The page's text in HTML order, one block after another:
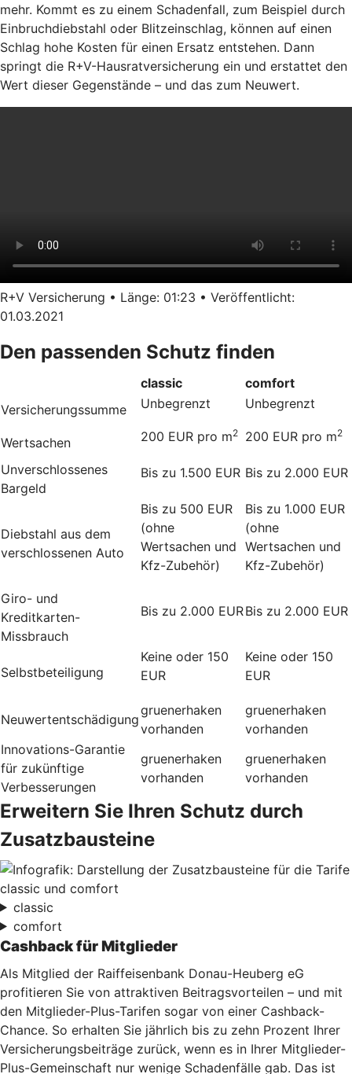
mehr. Kommt es zu einem Schadenfall, zum Beispiel durch
Einbruchdiebstahl oder Blitzeinschlag, können auf einen
Schlag hohe Kosten für einen Ersatz entstehen. Dann
springt die R+V-Hausratversicherung ein und erstattet den
Wert dieser Gegenstände – und das zum Neuwert.
R+V Versicherung • Länge: 01:23 • Veröffentlicht:
01.03.2021
Den passenden Schutz finden
classic
comfort
Versicherungssumme
Unbegrenzt Unbegrenzt
Wertsachen 200 EUR pro m2 200 EUR pro m2
Unverschlossenes
Bargeld
Bis zu 1.500 EUR Bis zu 2.000 EUR
Diebstahl aus dem
verschlossenen Auto
Bis zu 500 EUR
(ohne
Wertsachen und
Kfz-Zubehör)
Bis zu 1.000 EUR
(ohne
Wertsachen und
Kfz-Zubehör)
Giro- und
Kreditkarten-
Missbrauch
Bis zu 2.000 EURBis zu 2.000 EUR
Selbstbeteiligung
Keine oder 150
EUR
Keine oder 150
EUR
Neuwertentschädigung
gruenerhaken
vorhanden
gruenerhaken
vorhanden
Innovations-Garantie
für zukünftige
Verbesserungen
gruenerhaken
vorhanden
gruenerhaken
vorhanden
Erweitern Sie Ihren Schutz durch
Zusatzbausteine
classic
comfort
Cashback für Mitglieder
Als Mitglied der Raiffeisenbank Donau-Heuberg eG
profitieren Sie von attraktiven Beitragsvorteilen – und mit
den Mitglieder-Plus-Tarifen sogar von einer Cashback-
Chance. So erhalten Sie jährlich bis zu zehn Prozent Ihrer
Versicherungsbeiträge zurück, wenn es in Ihrer Mitglieder-
Plus-Gemeinschaft nur wenige Schadenfälle gab. Das ist